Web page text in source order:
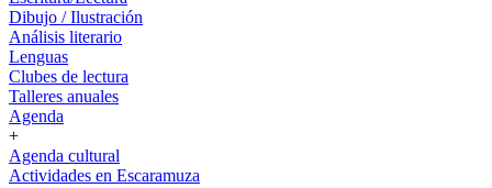
Dibujo / Ilustración
Análisis literario
Lenguas
Clubes de lectura
Talleres anuales
Agenda
+
Agenda cultural
Actividades en Escaramuza